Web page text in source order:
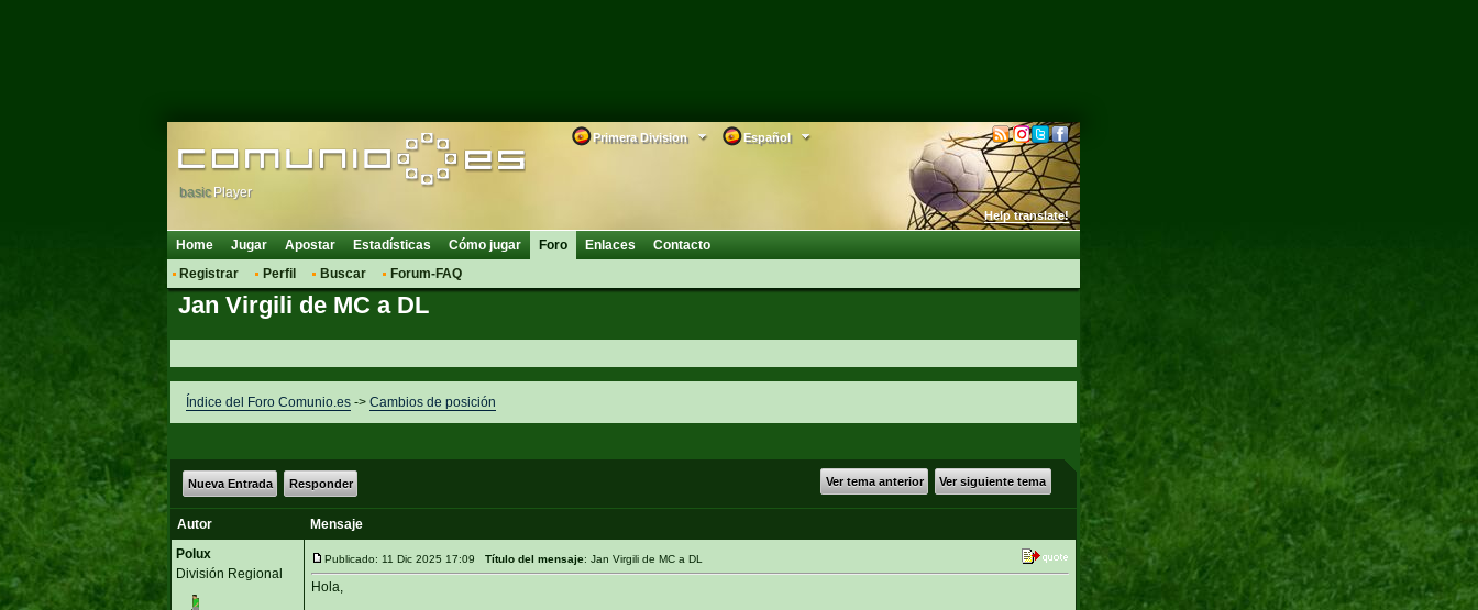
Español
Primera Division
Help translate!
basic Player
Home Jugar Apostar Estadísticas Cómo jugar
Foro
Registrar
Perfil Buscar Forum-FAQ
Enlaces Contacto
Jan Virgili de MC a DL
Índice del Foro Comunio.es-> Cambios de posición
Ver tema anterior Ver siguiente tema
Nueva Entrada Responder
Autor
Mensaje
Polux
División Regional
Publicado: 11 Dic 2025 17:09 Título del mensaje: Jan Virgili de MC a DL
Hola,